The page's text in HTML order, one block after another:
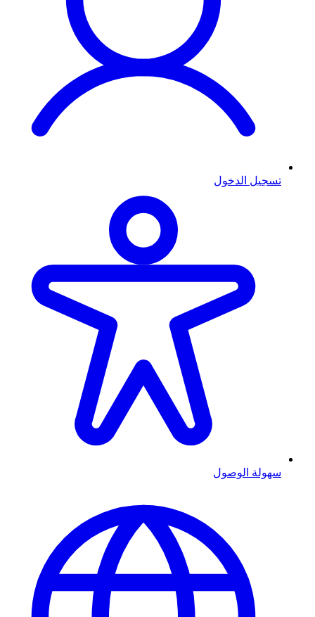
تسجيل الدخول
سهولة الوصول